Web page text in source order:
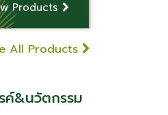
Products
All Products
ค์&นวัตกรรม